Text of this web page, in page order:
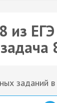
из
заданий в